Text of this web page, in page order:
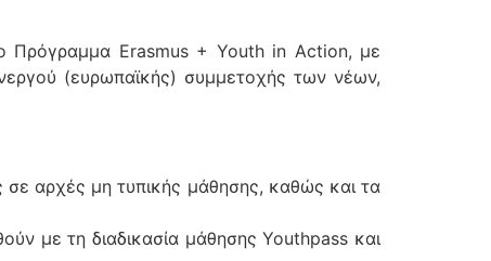
Πρόγραμμα Erasmus + Youth in Action, με
(ευρωπαϊκής) συμμετοχής των νέων,
σε αρχές μη τυπικής μάθησης, καθώς και τα
με τη διαδικασία μάθησης Youthpass και